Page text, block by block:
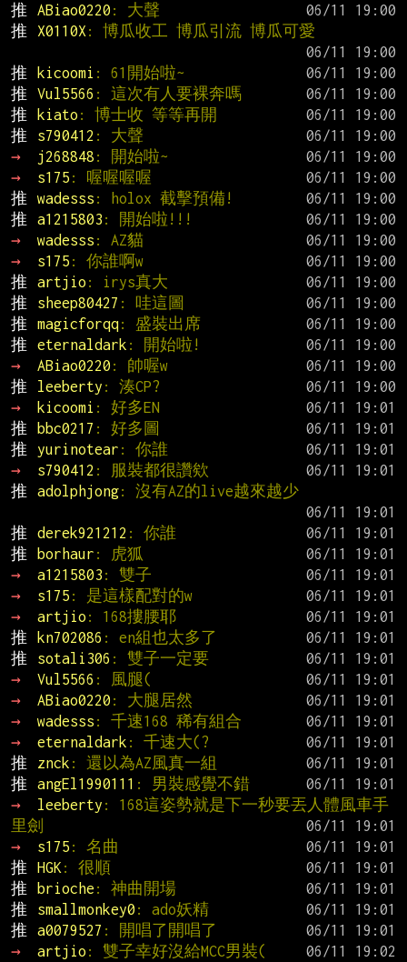
推 ABiao0220 : 大聲
推
X0110X : 博瓜收工 博瓜引流 博瓜可愛
推
kicoomi : 61開始啦~
推
Vul5566 : 這次有人要裸奔嗎
推
kiato : 博士收 等等再開
推
s790412 : 大聲
→
j268848 : 開始啦~
→
s175 : 喔喔喔喔
推
wadesss : holox 截擊預備!
推
a1215803 : 開始啦!!!
→
wadesss : AZ貓
→
s175 : 你誰啊w
推
artjio : irys真大
推
sheep80427 : 哇這圖
推
magicforqq: 盛裝出席
推
eternaldark : 開始啦!
→
ABiao0220 : 帥喔w
推
leeberty : 湊CP?
→
kicoomi : 好多EN
推
bbc0217 : 好多圖
推
yurinotear : 你誰
→
s790412 : 服裝都很讚欸
推
adolphjong: 沒有AZ的live越來越少
推
derek921212 : 你誰
推
borhaur : 虎狐
→
a1215803 : 雙子
→
s175 : 是這樣配對的w
→
artjio : 168摟腰耶
推
kn702086 : en組也太多了
推
sotali306 : 雙子一定要
→
Vul5566 : 風腿(
→
ABiao0220 : 大腿居然
→
wadesss : 千速168 稀有組合
→
eternaldark : 千速大(?
推
znck : 還以為AZ風真一組
推
angEl1990111 : 男裝感覺不錯
→
leeberty : 168這姿勢就是下一秒要丟人體風車手
里劍
→
s175 : 名曲
推
HGK : 很順
推
brioche : 神曲開場
推
smallmonkey0 : ado妖精
推
a0079527 : 開唱了開唱了
→
artjio : 雙子幸好沒給MCC男裝(